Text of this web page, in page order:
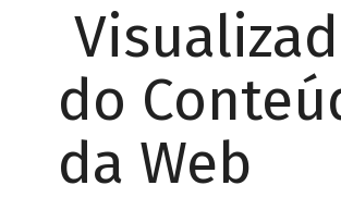
do
da Web